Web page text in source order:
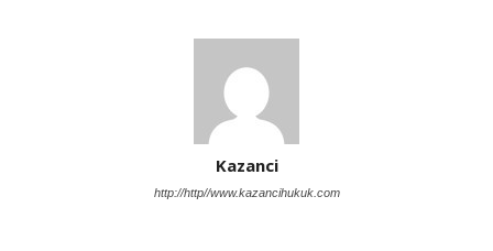
Kazanci
http://http//www.kazancihukuk.com